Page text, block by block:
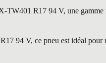
R17 94 V, une gamme
94 V, ce pneu est idéal pour